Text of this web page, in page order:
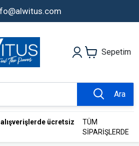
Sepetim
Ara
ücretsiz
TÜM
SİPARİŞLERDE